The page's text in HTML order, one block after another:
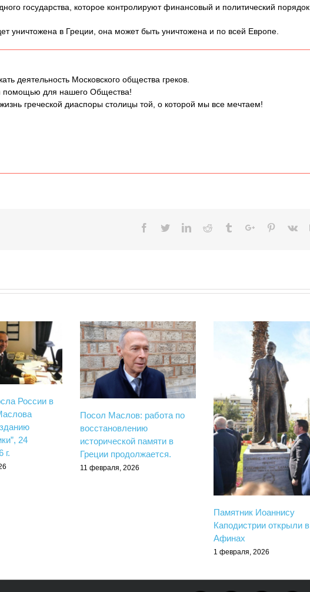
государства, которое контролируют финансовый и политический порядок.
уничтожена в Греции, она может быть уничтожена и по всей Европе.
деятельность Московского общества греков.
помощью для нашего Общества!
греческой диаспоры столицы той, о которой мы все мечтаем!
Facebook
TwitterLinkedinReddit TumblrGoogle+Pinterest
Vk
России в
24
г.
Посол Маслов: работа по
восстановлению
исторической памяти в
Греции продолжается.
11 февраля, 2026
Памятник Иоаннису
Каподистрии открыли в
Афинах
1 февраля, 2026